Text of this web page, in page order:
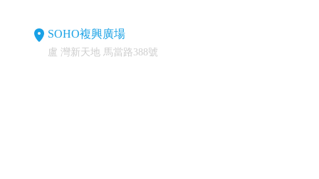
SOHO複興廣場
盧 灣新天地 馬當路388號